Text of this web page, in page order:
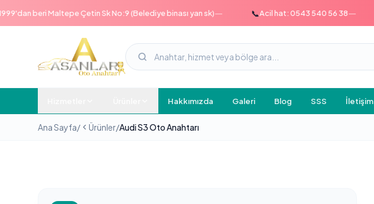
beri Maltepe Çetin Sk No:9 (Belediye binası yan sk)— Acil hat: 0543 540 56 38—
Hakkımızda Galeri Blog SSS İletişim
Ana Sayfa/ Ürünler/Audi S3 Oto Anahtarı